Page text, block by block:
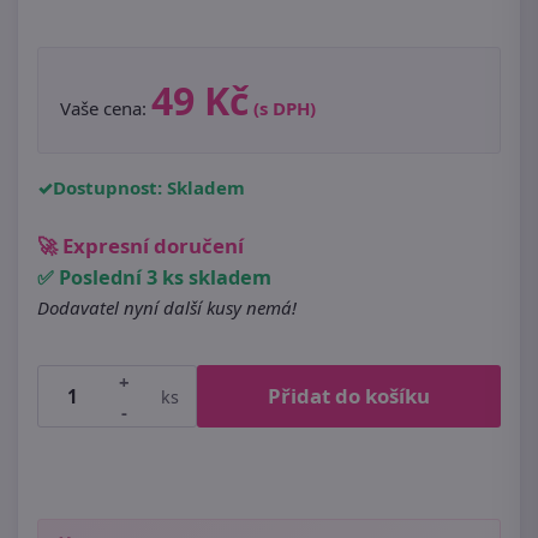
Vaše cena: 49 Kč (s DPH)
Dostupnost: Skladem
🚀 Expresní doručení
✅ Poslední 3 ks skladem
Dodavatel nyní další kusy nemá!
+
-
ks Přidat do košíku